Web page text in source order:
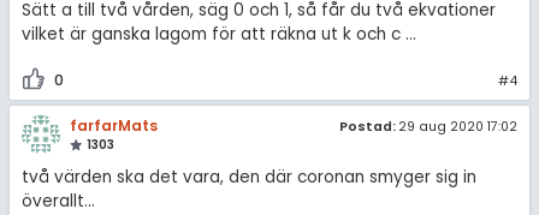
Sätt a till två vården, säg 0 och 1, så får du två ekvationer
vilket är ganska lagom för att räkna ut k och c ...
0 #4
farfarMats
1303
Postad: 29 aug 2020 17:02
två värden ska det vara, den där coronan smyger sig in
överallt...